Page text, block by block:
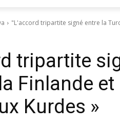
"L'accord tripartite signé entre la
tripartite
Finlande et
Kurdes »